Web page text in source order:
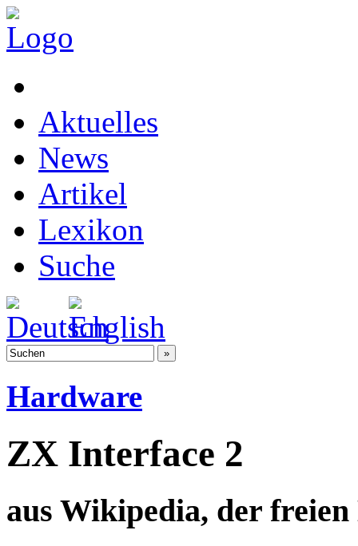
Aktuelles
News
Artikel
Lexikon
Suche
Hardware
ZX Interface 2
aus Wikipedia, der